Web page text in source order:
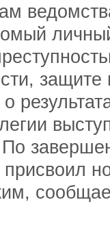
присвоил